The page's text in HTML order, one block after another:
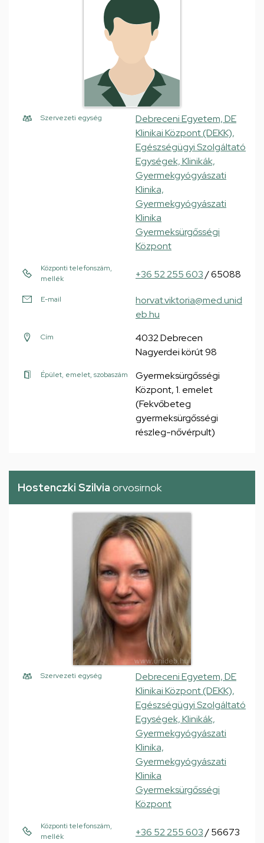
Szervezeti egység
Debreceni Egyetem, DE
Klinikai Központ (DEKK),
Egészségügyi Szolgáltató
Egységek, Klinikák,
Gyermekgyógyászati
Klinika,
Gyermekgyógyászati
Klinika
Gyermeksürgősségi
Központ
Központi telefonszám,
mellék
+36 52 255 603/ 65088
E-mail
horvat.viktoria@med.unid
eb.hu
Cím
4032 Debrecen
Nagyerdei körút 98
Épület, emelet, szobaszám
Gyermeksürgősségi
Központ, 1. emelet
(Fekvőbeteg
gyermeksürgősségi
részleg-nővérpult)
Hostenczki Szilvia orvosirnok
Szervezeti egység
Debreceni Egyetem, DE
Klinikai Központ (DEKK),
Egészségügyi Szolgáltató
Egységek, Klinikák,
Gyermekgyógyászati
Klinika,
Gyermekgyógyászati
Klinika
Gyermeksürgősségi
Központ
Központi telefonszám,
mellék
+36 52 255 603/ 56673